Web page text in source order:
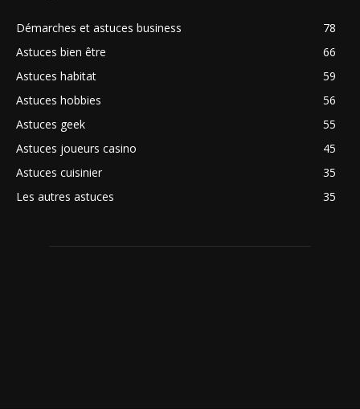
Démarches et astuces business
78
Astuces bien être
66
Astuces habitat
59
Astuces hobbies
56
Astuces geek
55
Astuces joueurs casino
45
Astuces cuisinier
35
Les autres astuces
35